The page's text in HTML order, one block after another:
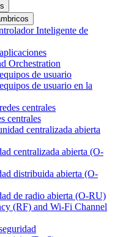
Inteligente de
Orchestration
de usuario
de usuario en la
centrales
centrales
centralizada abierta
centralizada abierta (O-
distribuida abierta (O-
de radio abierta (O-RU)
(RF) and Wi-Fi Channel